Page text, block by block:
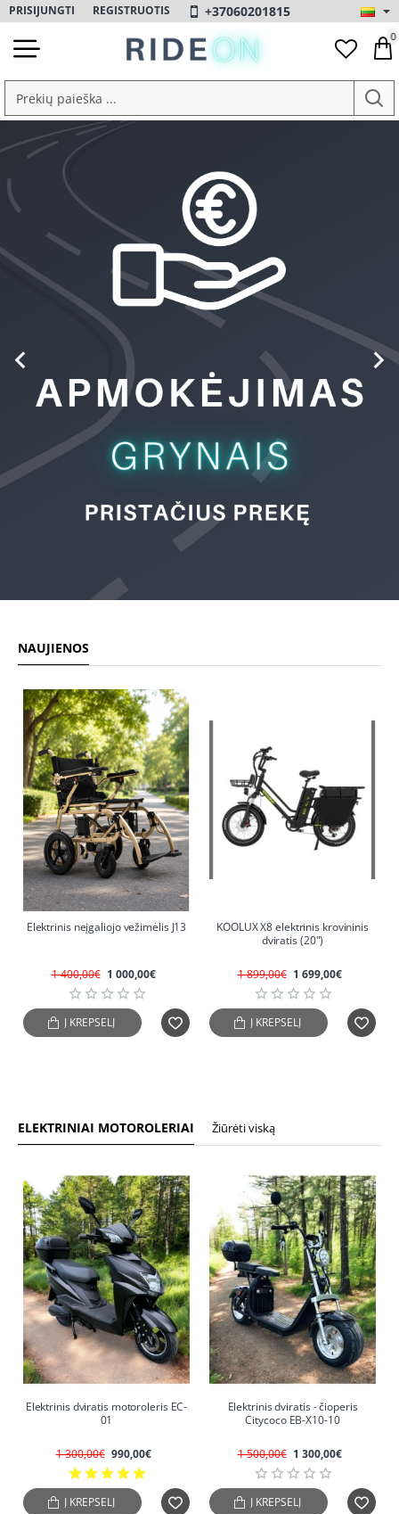
RideOn.lt
PRISIJUNGTI REGISTRUOTIS +37060201815
0
Prekių
paieška
...
NAUJIENOS
NAUJIENA
Elektrinis neįgaliojo vežimėlis J13
1 000,00€
1 400,00€
Į KREPŠELĮ
NAUJIENA
KOOLUX X8 elektrinis krovininis
dviratis (20")
1 699,00€
1 899,00€
Į KREPŠELĮ
ELEKTRINIAI MOTOROLERIAI Žiūrėti viską
-24%
Elektrinis dviratis motoroleris EC-
01
990,00€
1 300,00€
Į KREPŠELĮ
-13%
Elektrinis dviratis - čioperis
Citycoco EB-X10-10
1 300,00€
1 500,00€
Į KREPŠELĮ